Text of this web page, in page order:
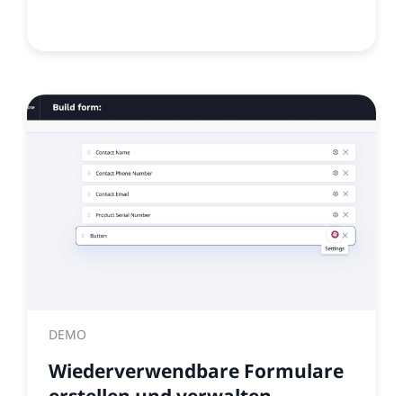
DEMO
Wiederverwendbare Formulare